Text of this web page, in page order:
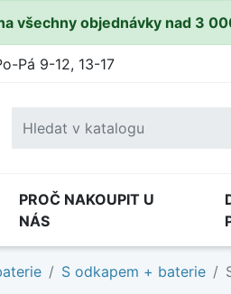
všechny objednávky nad 3
Pá 9-12, 13-17
PROČ NAKOUPIT U
NÁS
S odkapem + baterie